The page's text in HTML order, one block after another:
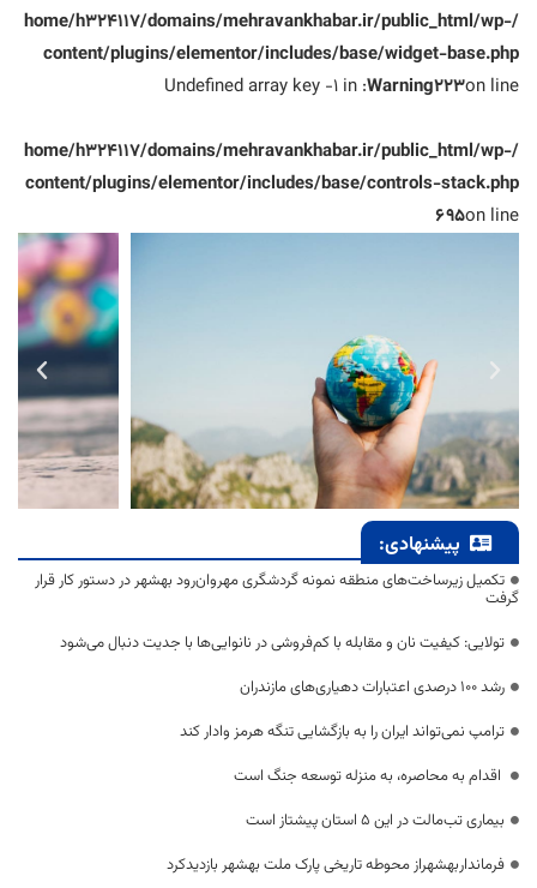
/home/h324117/domains/mehravankhabar.ir/public_html/wp-
content/plugins/elementor/includes/base/widget-base.php
on line
223
Warning
: Undefined array key -1 in
/home/h324117/domains/mehravankhabar.ir/public_html/wp-
content/plugins/elementor/includes/base/controls-stack.php
on line
695
پیشنهادی:
تکمیل زیرساخت‌های منطقه نمونه گردشگری مهروان‌رود بهشهر در دستور کار قرار
گرفت
تولایی: کیفیت نان و مقابله با کم‌فروشی در نانوایی‌ها با جدیت دنبال می‌شود
رشد ۱۰۰ درصدی اعتبارات دهیاری‌های مازندران
ترامپ نمی‌تواند ایران را به بازگشایی تنگه هرمز وادار کند
اقدام به محاصره، به منزله توسعه جنگ است
بیماری تب‌مالت در این ۵ استان پیشتاز است
فرمانداربهشهراز محوطه تاریخی پارک ملت بهشهر بازدیدکرد